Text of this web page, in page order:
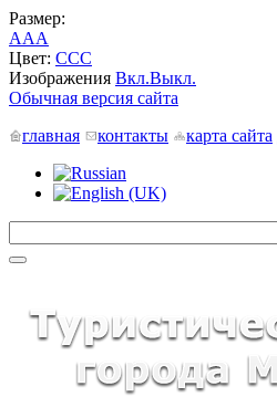
Размер:
AAA
Цвет: CCC
Изображения Вкл.Выкл.
Обычная версия сайта
главная
контакты карта сайта